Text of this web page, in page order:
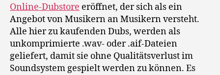
Online-Dubstore eröffnet, der sich als ein
Angebot von Musikern an Musikern versteht.
Alle hier zu kaufenden Dubs, werden als
unkomprimierte .wav- oder .aif-Dateien
geliefert, damit sie ohne Qualitätsverlust im
Soundsystem gespielt werden zu können. Es